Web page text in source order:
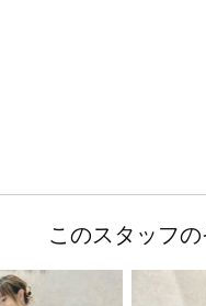
このスタッフ